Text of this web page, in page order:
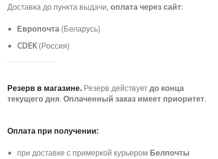
Доставка до пункта выдачи, оплата через сайт:
Европочта(Беларусь)
CDEK(Россия)
Резерв в магазине. Резерв действуетдо конца
текущего дня. Оплаченный заказ имеет приоритет.
Оплата при получении:
при доставке с примеркой курьером Белпочты